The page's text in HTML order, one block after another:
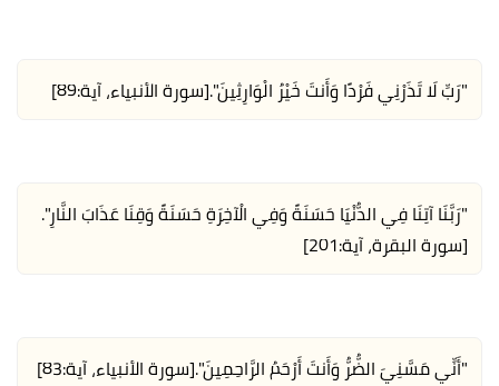
"رَبِّ لَا تَذَرْنِي فَرْدًا وَأَنتَ خَيْرُ الْوَارِثِينَ".[سورة الأنبياء، آية:89]
"رَبَّنَا آتِنَا فِي الدُّنْيَا حَسَنَةً وَفِي الْآخِرَةِ حَسَنَةً وَقِنَا عَذَابَ النَّارِ".
[سورة البقرة، آية:201]
"أَنِّي مَسَّنِيَ الضُّرُّ وَأَنتَ أَرْحَمُ الرَّاحِمِينَ".[سورة الأنبياء، آية:83]